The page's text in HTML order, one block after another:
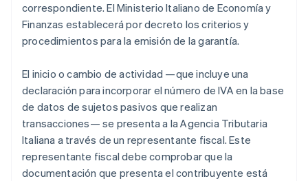
correspondiente. El Ministerio Italiano de Economía y
Finanzas establecerá por decreto los criterios y
procedimientos para la emisión de la garantía.
El inicio o cambio de actividad —que incluye una
declaración para incorporar el número de IVA en la base
de datos de sujetos pasivos que realizan
transacciones— se presenta a la Agencia Tributaria
Italiana a través de un representante fiscal. Este
representante fiscal debe comprobar que la
documentación que presenta el contribuyente está